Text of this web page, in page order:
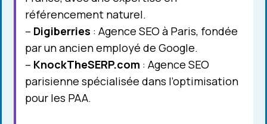
référencement naturel.
– Digiberries : Agence SEO à Paris, fondée
par un ancien employé de Google.
– KnockTheSERP.com : Agence SEO
parisienne spécialisée dans l’optimisation
pour les PAA.